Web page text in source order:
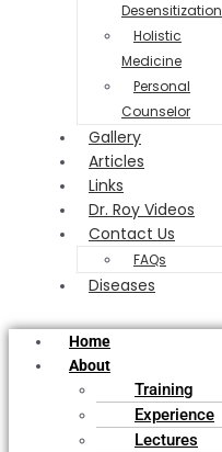
Desensitization
Holistic
Medicine
Personal
Counselor
Gallery
Articles
Links
Dr. Roy Videos
Contact Us
FAQs
Diseases
Home
About
Training
Experience
Lectures